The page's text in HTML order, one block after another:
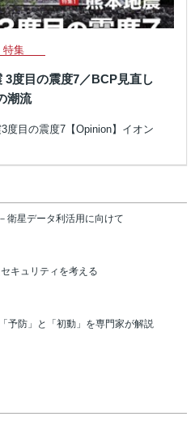
特集
度目の震度7／BCP見直し
潮流
度目の震度7【Opinion】イオン
衛星データ利活用に向けて
キュリティを考える
予防」と「初動」を専門家が解説